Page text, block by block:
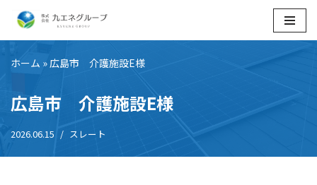
コ
ン
ツ
ホーム »広島市 介護施設E様
広島市 介護施設E様
2026.06.15 スレート